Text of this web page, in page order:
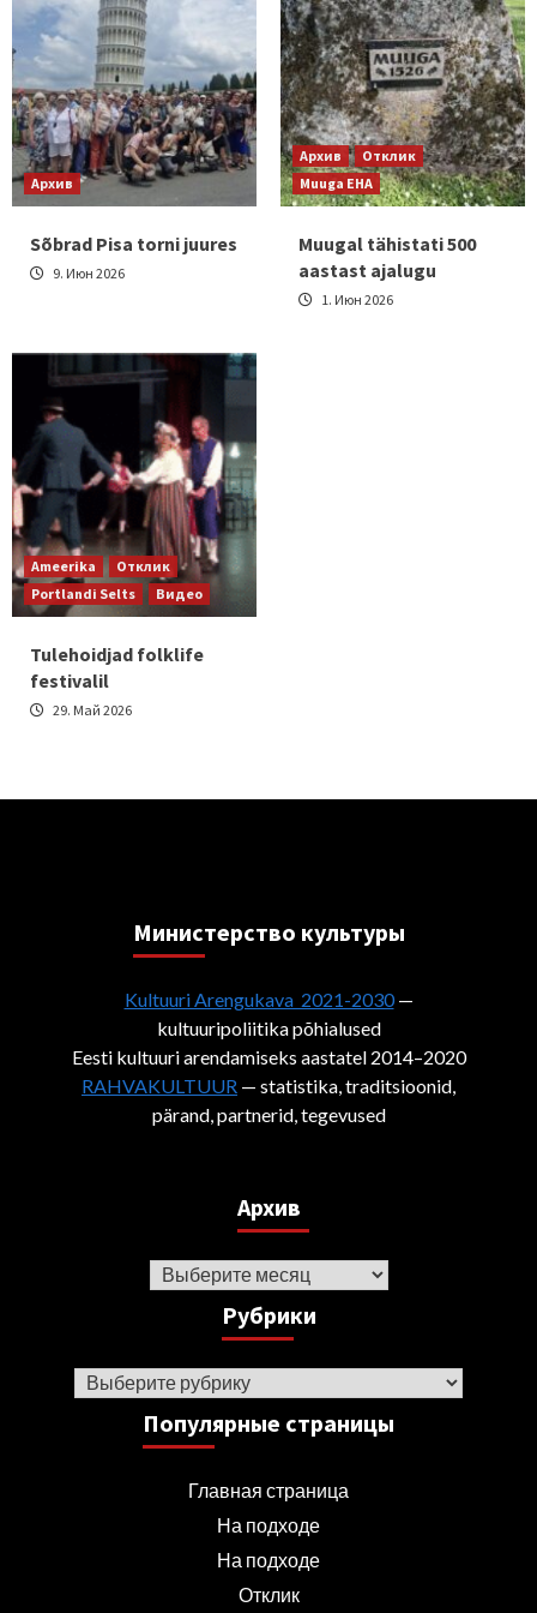
Архив
Sõbrad Pisa torni juures
9. Июн 2026
Архив
Отклик
Muuga EHA
Muugal tähistati 500
aastast ajalugu
1. Июн 2026
Ameerika
Отклик
Portlandi Selts
Видео
Tulehoidjad folklife
festivalil
29. Май 2026
Министерствo культуры
Kultuuri Arengukava 2021-2030—
kultuuripoliitika põhialused
Eesti kultuuri arendamiseks aastatel 2014–2020
RAHVAKULTUUR — statistika, traditsioonid,
pärand, partnerid, tegevused
Архив
Архив
Рубрики
Рубрики
Популярные страницы
Главная страница
На подходе
На подходе
Отклик